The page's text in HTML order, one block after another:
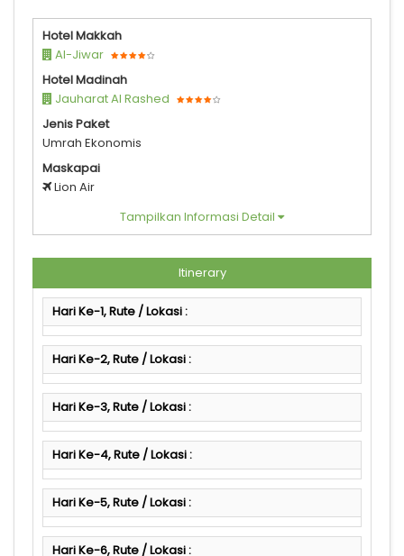
Hotel Makkah
Al-Jiwar
Hotel Madinah
Jauharat Al Rashed
Jenis Paket
Umrah Ekonomis
Maskapai
Lion Air
Tampilkan Informasi Detail
Itinerary
Hari Ke-1, Rute / Lokasi :
Hari Ke-2, Rute / Lokasi :
Hari Ke-3, Rute / Lokasi :
Hari Ke-4, Rute / Lokasi :
Hari Ke-5, Rute / Lokasi :
Hari Ke-6, Rute / Lokasi :